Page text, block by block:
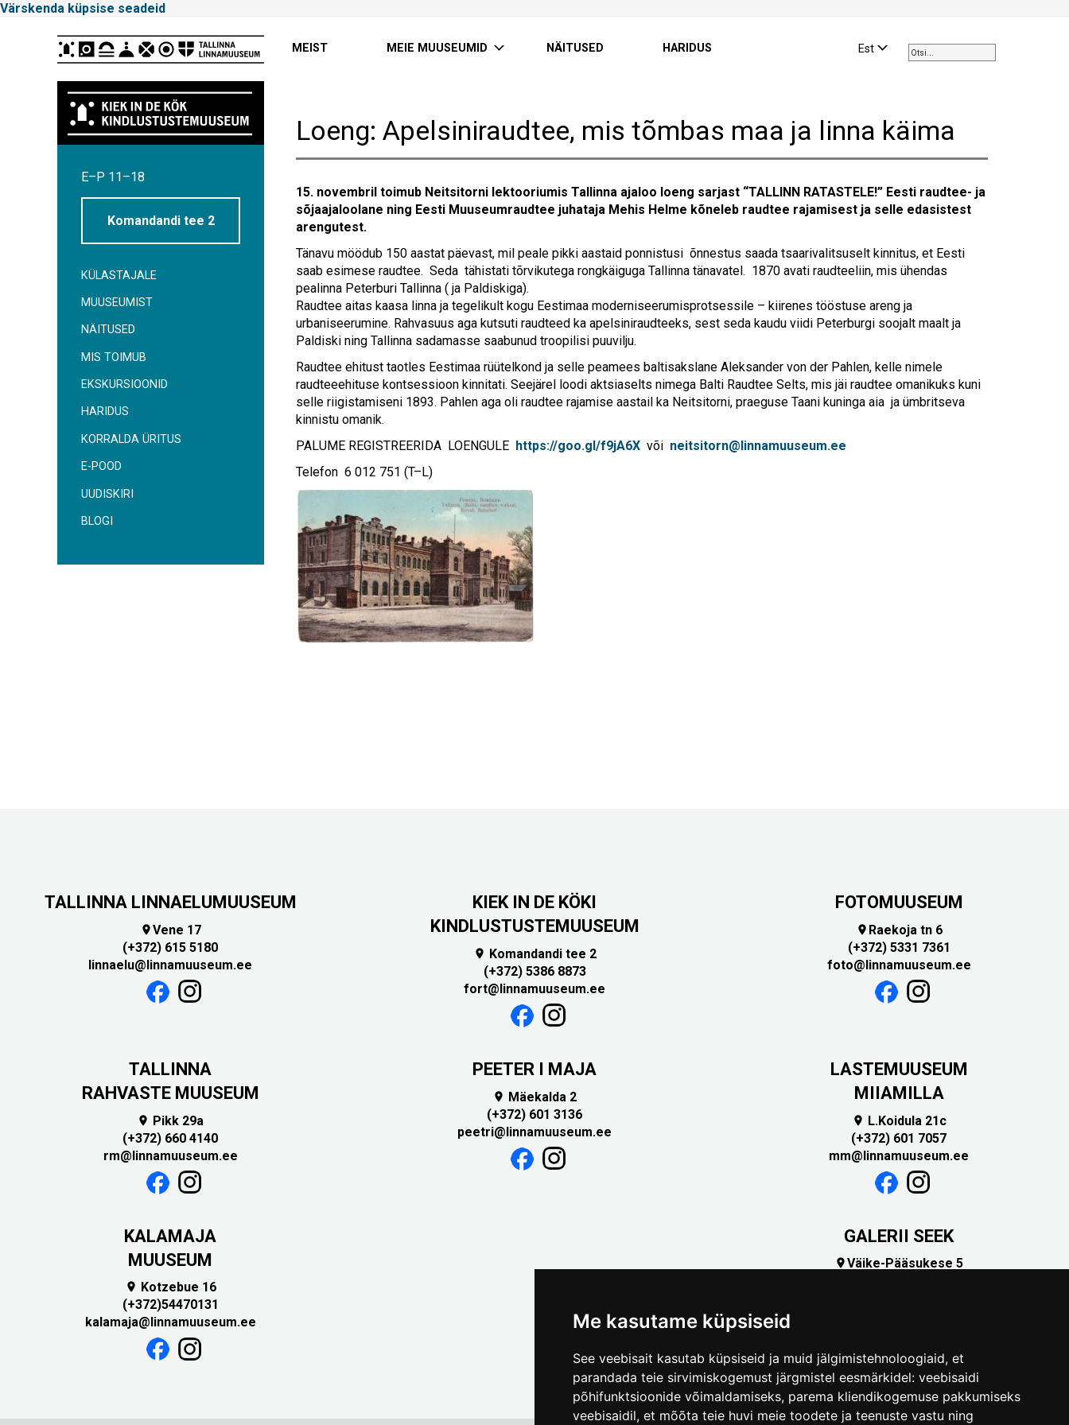
Me kasutame küpsiseid
See veebisait kasutab küpsiseid ja muid jälgimistehnoloogiaid, et
parandada teie sirvimiskogemust järgmistel eesmärkidel: veebisaidi
põhifunktsioonide võimaldamiseks, parema kliendikogemuse pakkumiseks
veebisaidil, et mõõta teie huvi meie toodete ja teenuste vastu ning
Värskenda küpsise seadeid
Linnamuuseum
the
up
a
Press
enter
go
users
can
Est
MEIST MEIE MUUSEUMID NÄITUSED HARIDUS
E–P 11–18
Komandandi tee 2
KÜLASTAJALE
MUUSEUMIST
NÄITUSED
MIS TOIMUB
EKSKURSIOONID
HARIDUS
KORRALDA ÜRITUS
E-POOD
UUDISKIRI
BLOGI
Loeng: Apelsiniraudtee, mis tõmbas maa ja linna käima
15. novembril toimub Neitsitorni lektooriumis Tallinna ajaloo loeng sarjast “TALLINN RATASTELE!” Eesti raudtee- ja
sõjaajaloolane ning Eesti Muuseumraudtee juhataja Mehis Helme kõneleb raudtee rajamisest ja selle edasistest
arengutest.
Tänavu möödub 150 aastat päevast, mil peale pikki aastaid ponnistusi õnnestus saada tsaarivalitsuselt kinnitus, et Eesti
saab esimese raudtee. Seda tähistati tõrvikutega rongkäiguga Tallinna tänavatel. 1870 avati raudteeliin, mis ühendas
pealinna Peterburi Tallinna ( ja Paldiskiga).
Raudtee aitas kaasa linna ja tegelikult kogu Eestimaa moderniseerumisprotsessile – kiirenes tööstuse areng ja
urbaniseerumine. Rahvasuus aga kutsuti raudteed ka apelsiniraudteeks, sest seda kaudu viidi Peterburgi soojalt maalt ja
Paldiski ning Tallinna sadamasse saabunud troopilisi puuvilju.
Raudtee ehitust taotles Eestimaa rüütelkond ja selle peamees baltisakslane Aleksander von der Pahlen, kelle nimele
raudteeehituse kontsessioon kinnitati. Seejärel loodi aktsiaselts nimega Balti Raudtee Selts, mis jäi raudtee omanikuks kuni
selle riigistamiseni 1893. Pahlen aga oli raudtee rajamise aastail ka Neitsitorni, praeguse Taani kuninga aia ja ümbritseva
kinnistu omanik.
PALUME REGISTREERIDA LOENGULE https://goo.gl/f9jA6X või neitsitorn@linnamuuseum.ee
Telefon 6 012 751 (T–L)
TALLINNA LINNAELUMUUSEUM
Vene 17
(+372) 615 5180
linnaelu@linnamuuseum.ee
KIEK IN DE KÖKI
KINDLUSTUSTEMUUSEUM
 Komandandi tee 2
(+372) 5386 8873
fort@linnamuuseum.ee
FOTOMUUSEUM
 Raekoja tn 6
(+372) 5331 7361
foto@linnamuuseum.ee
TALLINNA
RAHVASTE MUUSEUM
 Pikk 29a
(+372) 660 4140
rm@linnamuuseum.ee
PEETER I MAJA
 Mäekalda 2
(+372) 601 3136
peetri@linnamuuseum.ee
LASTEMUUSEUM
MIIAMILLA
 L.Koidula 21c
(+372) 601 7057
mm@linnamuuseum.ee
KALAMAJA
MUUSEUM

Kotzebue 16
(+372)54470131
kalamaja@linnamuuseum.ee
GALERII SEEK
Väike-Pääsukese 5